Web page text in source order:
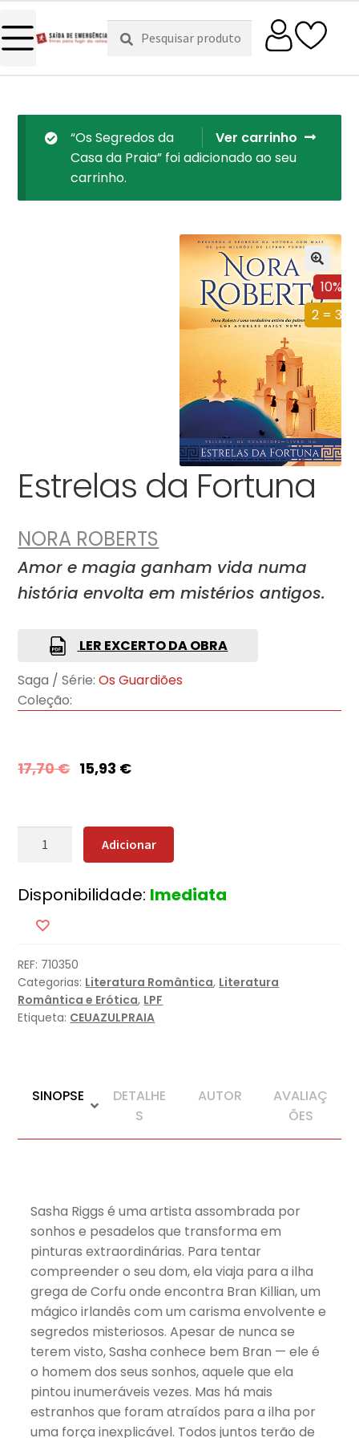
Pesquisar
por:
Pesquisa
Ver carrinho
“Os Segredos da
Casa da Praia” foi adicionado ao seu
carrinho.
10%
2 = 3
Estrelas da Fortuna
NORA ROBERTS
Amor e magia ganham vida numa
história envolta em mistérios antigos.
LER EXCERTO DA OBRA
Saga / Série: Os Guardiões
Coleção:
17,70€ 15,93 €
Quantidade
da
Fortuna
Adicionar
Disponibilidade: Imediata
REF: 710350
Categorias: Literatura Romântica, Literatura
Romântica e Erótica, LPF
Etiqueta: CEUAZULPRAIA
SINOPSE
DETALHE
S
AUTOR
AVALIAÇ
ÕES
Sasha Riggs é uma artista assombrada por
sonhos e pesadelos que transforma em
pinturas extraordinárias. Para tentar
compreender o seu dom, ela viaja para a ilha
grega de Corfu onde encontra Bran Killian, um
mágico irlandês com um carisma envolvente e
segredos misteriosos. Apesar de nunca se
terem visto, Sasha conhece bem Bran — ele é
o homem dos seus sonhos, aquele que ela
pintou inumeráveis vezes. Mas há mais
estranhos que foram atraídos para a ilha por
uma força inexplicável. Todos juntos terão de